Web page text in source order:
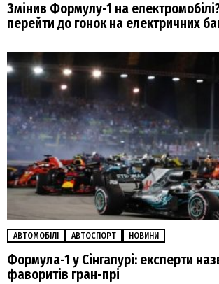
Змінив Формулу-1 на
перейти до гонок на електричних
АВТОМОБІЛІ АВТОСПОРТ НОВИНИ
Формула-1 у Сінгапурі: експерти
фаворитів гран-прі